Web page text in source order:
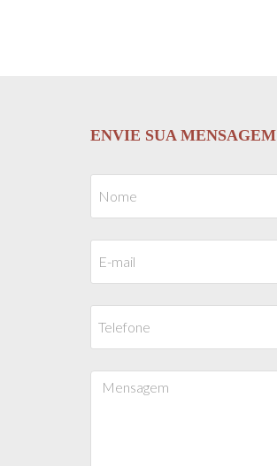
ENVIE SUA MENSAGEM